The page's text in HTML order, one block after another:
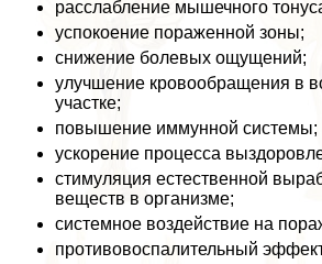
расслабление мышечного
успокоение пораженной зоны;
снижение болевых ощущений;
улучшение кровообращения в
участке;
повышение иммунной системы;
ускорение процесса
стимуляция естественной
веществ в организме;
системное воздействие на
противовоспалительный